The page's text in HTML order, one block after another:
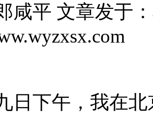
咸平 文章发于
日下午，我在